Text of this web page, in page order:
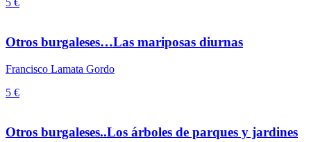
5 €
Otros burgaleses…Las mariposas diurnas
Francisco Lamata Gordo
5 €
Otros burgaleses..Los árboles de parques y jardines